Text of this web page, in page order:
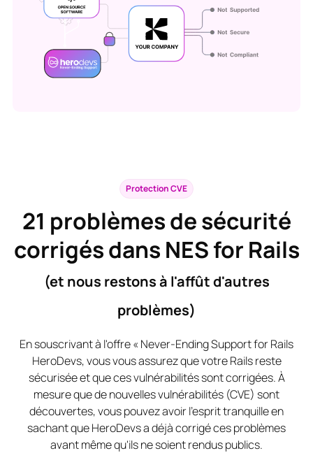
Protection CVE
21 problèmes de sécurité
corrigés dans NES for Rails
(et nous restons à l'affût d'autres
problèmes)
En souscrivant à l'offre « Never-Ending Support for Rails
HeroDevs, vous vous assurez que votre Rails reste
sécurisée et que ces vulnérabilités sont corrigées. À
mesure que de nouvelles vulnérabilités (CVE) sont
découvertes, vous pouvez avoir l'esprit tranquille en
sachant que HeroDevs a déjà corrigé ces problèmes
avant même qu'ils ne soient rendus publics.